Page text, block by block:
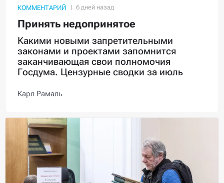
КОММЕНТАРИЙ
Принять недопринятое
Какими новыми запретительными
законами и проектами запомнится
заканчивающая свои полномочия
Госдума. Цензурные сводки за июль
Карл Рамаль